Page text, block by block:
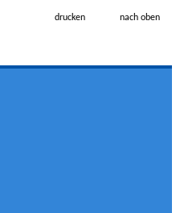
drucken nach oben